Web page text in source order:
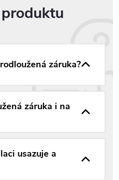
záruka?
záruka i na
usazuje a